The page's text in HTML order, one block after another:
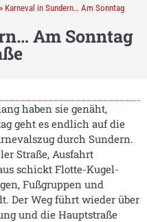
» Karneval in Sundern… Am Sonntag
Am Sonntag
haben sie genäht,
geht es endlich auf die
durch Sundern.
Straße, Ausfahrt
schickt Flotte-Kugel-
Fußgruppen und
Der Weg führt wieder über
und die Hauptstraße